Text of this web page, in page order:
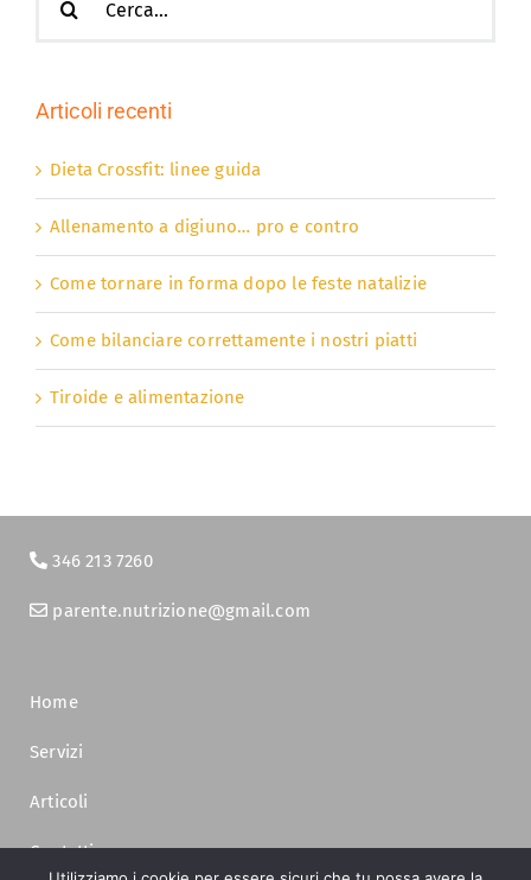
per:
Articoli recenti
Dieta Crossfit: linee guida
Allenamento a digiuno… pro e contro
Come tornare in forma dopo le feste natalizie
Come bilanciare correttamente i nostri piatti
Tiroide e alimentazione
346 213 7260
parente.nutrizione@gmail.com
Home
Servizi
Articoli
Contatti